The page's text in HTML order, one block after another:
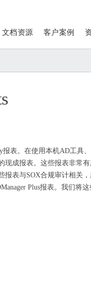
文档资源 客户案例
报表。在使用本机AD工具
现成报表。这些报表非常
表与SOX合规审计相关
Plus报表。我们将这